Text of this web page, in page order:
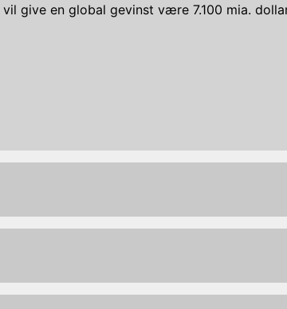
give en global gevinst være 7.100 mia.